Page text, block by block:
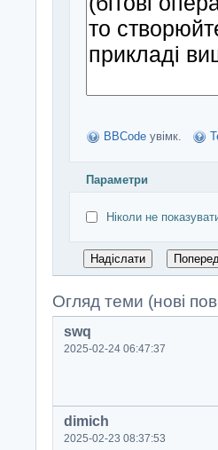
BBCode увімк.
Параметри
Ніколи не
Огляд теми (нові
swq
2025-02-24 06:47:37
dimich
2025-02-23 08:37:53